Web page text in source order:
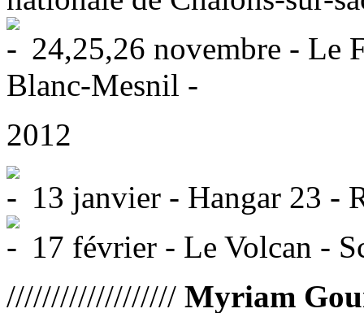
24,25,26 novembre - Le
Blanc-Mesnil -
2012
13 janvier - Hangar 23 -
17 février - Le Volcan -
/////////////////// Myriam